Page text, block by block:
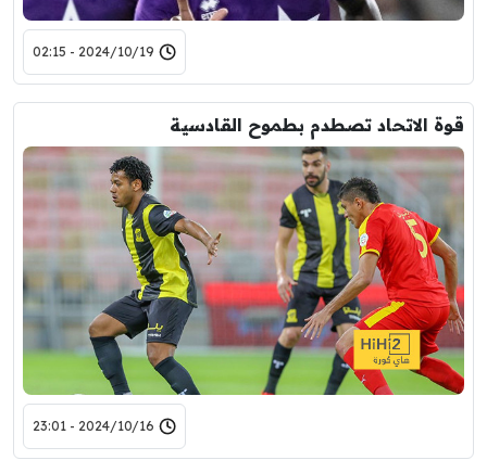
2024/10/19 - 02:15
قوة الاتحاد تصطدم بطموح القادسية
2024/10/16 - 23:01